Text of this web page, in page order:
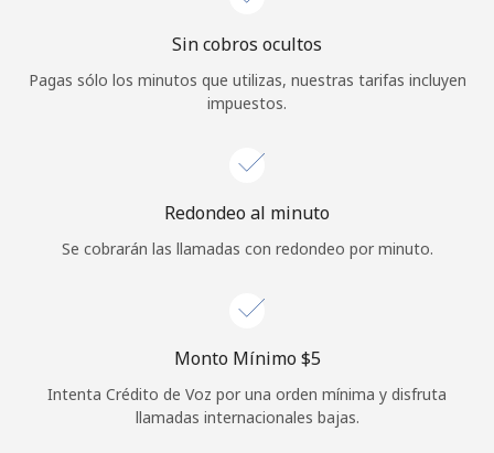
Inicia sesión oREGÍSTRATE →
¿Olvidaste tu contraseña? →
Continuar con
Sin cobros ocultos
Pagas sólo los minutos que utilizas, nuestras tarifas incluyen
impuestos.
Redondeo al minuto
Se cobrarán las llamadas con redondeo por minuto.
Monto Mínimo ⁦$5⁩
Intenta Crédito de Voz por una orden mínima y disfruta
llamadas internacionales bajas.